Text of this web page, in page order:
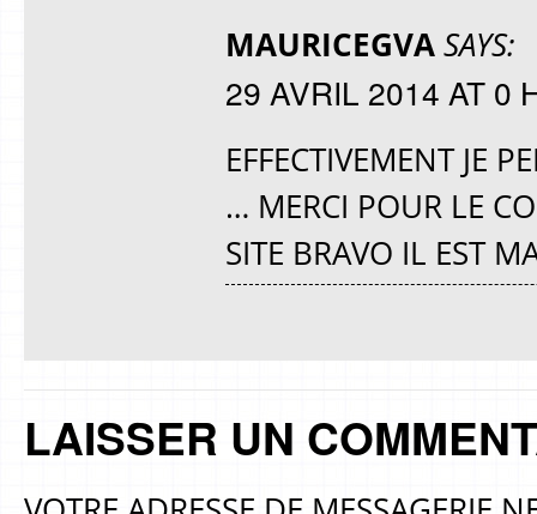
MAURICEGVASAYS:
29 AVRIL 2014 AT 0
EFFECTIVEMENT JE
… MERCI POUR LE
SITE BRAVO IL EST
LAISSER UN